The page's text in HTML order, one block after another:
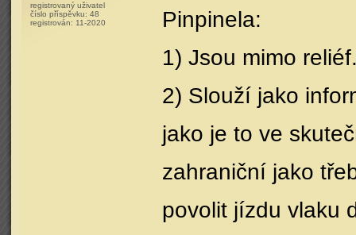
registrovaný uživatel
číslo příspěvku: 48
registrován: 11-2020
Pinpinela:
1) Jsou mimo
2) Slouží jako
jako je to ve
zahraniční jako
povolit jízdu vlaku